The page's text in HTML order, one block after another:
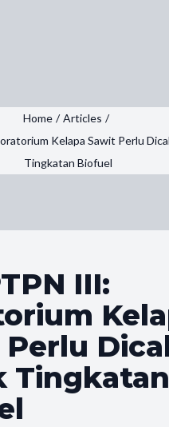
Home / Articles /
Kelapa Sawit Perlu
Tingkatan Biofuel
III:
Perlu
Tingkatan